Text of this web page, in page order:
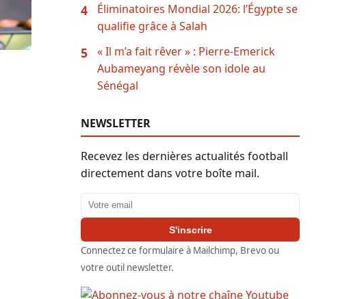
4
Éliminatoires Mondial 2026: l’Égypte se
qualifie grâce à Salah
5
« Il m’a fait rêver » : Pierre-Emerick
Aubameyang révèle son idole au
Sénégal
NEWSLETTER
Recevez les dernières actualités football
directement dans votre boîte mail.
Adresse email
S'inscrire
Connectez ce formulaire à Mailchimp, Brevo ou
votre outil newsletter.